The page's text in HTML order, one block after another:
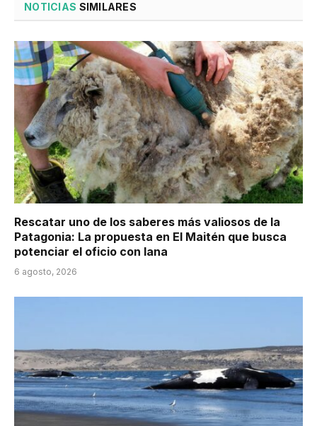
NOTICIAS SIMILARES
Rescatar uno de los saberes más valiosos de la
Patagonia: La propuesta en El Maitén que busca
potenciar el oficio con lana
6 agosto, 2026